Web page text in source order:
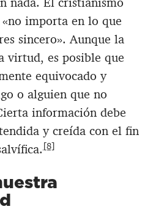
importa en lo que
sincero». Aunque la
virtud, es posible que
equivocado y
o alguien que no
información debe
y creída con el fin
[8]